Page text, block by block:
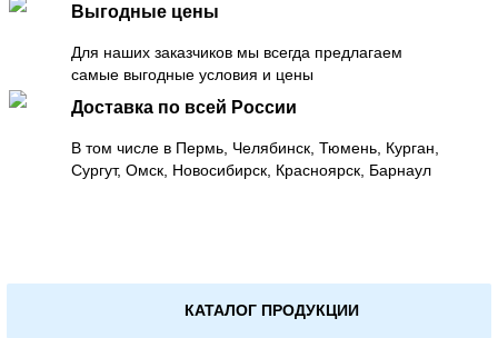
Выгодные цены
Для наших заказчиков мы всегда предлагаем
самые выгодные условия и цены
Доставка по всей России
В том числе в Пермь, Челябинск, Тюмень, Курган,
Сургут, Омск, Новосибирск, Красноярск, Барнаул
КАТАЛОГ ПРОДУКЦИИ